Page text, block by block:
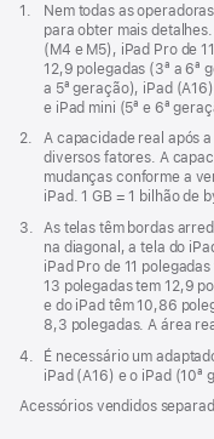
Nota
rodapé
1.
Nem todas as
para obter mais
(M4 e M5), iPad Pro de
12,9 polegadas (3ª a 6ª
a 5ª geração), iPad
e iPad mini (5ª e 6ª
Nota
rodapé
2.
A capacidade real após
diversos fatores. A
mudanças conforme a
iPad. 1 GB = 1 bilhão de
Nota
rodapé
3.
As telas têm bordas
na diagonal, a tela do
iPad Pro de 11
13 polegadas tem 12,9
e do iPad têm 10,86
8,3 polegadas. A área
Nota
4.
É necessário um
iPad (A16) e o iPad (10ª
Acessórios vendidos